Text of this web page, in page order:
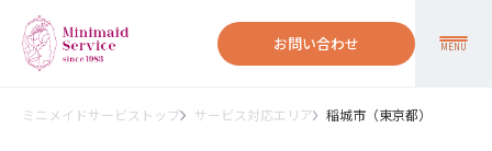
お問い合わせ MENU
ミニメイドサービストップ サービス対応エリア 稲城市（東京都）